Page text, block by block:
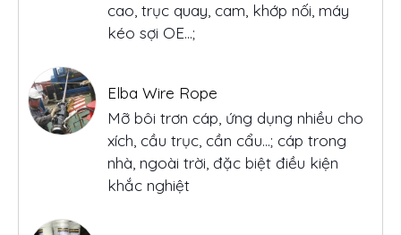
cao, trục quay, cam, khớp nối, máy
kéo sợi OE...;
Elba Wire Rope
Mỡ bôi trơn cáp, ứng dụng nhiều cho
xích, cầu trục, cần cẩu…; cáp trong
nhà, ngoài trời, đặc biệt điều kiện
khắc nghiệt